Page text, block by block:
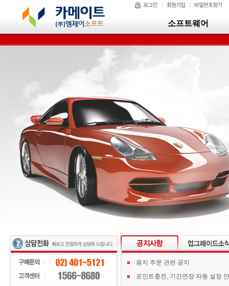
소프트웨어
용지 주문 관련 공지
포인트충전, 기간연장 자동 설정